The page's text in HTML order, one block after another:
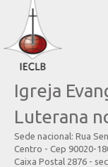
Igreja
Luterana
Sede nacional: Rua
Centro - Cep 90020-
Caixa Postal 2876 -